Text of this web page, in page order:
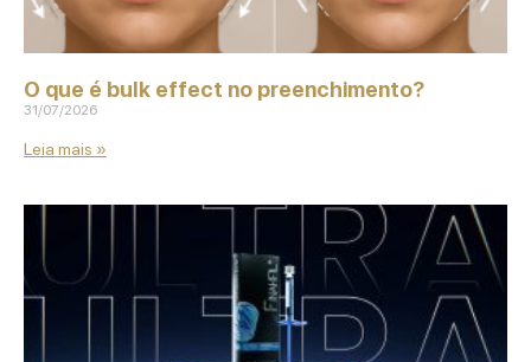
O que é bulk effect no preenchimento?
31/07/2026
Leia mais »